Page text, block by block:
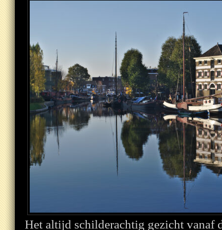
Het altijd schilderachtig gezicht vanaf